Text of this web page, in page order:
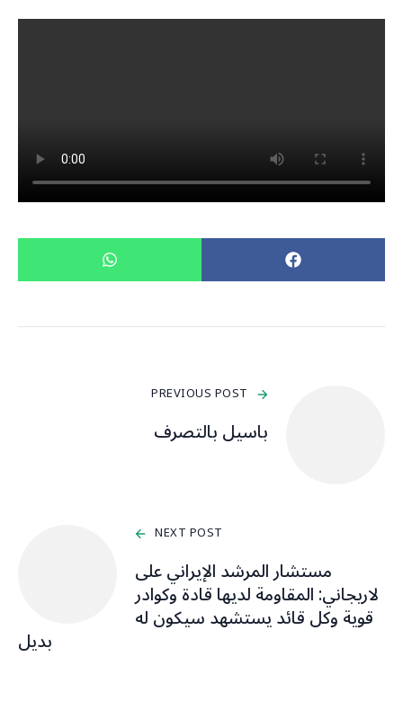
PREVIOUS POST
باسيل بالتصرف
NEXT POST
مستشار المرشد الإيراني على
لاريجاني: المقاومة لديها قادة وكوادر
قوية وكل قائد يستشهد سيكون له
بديل